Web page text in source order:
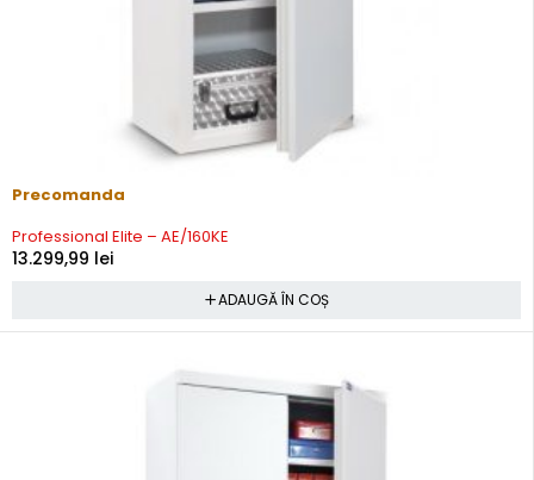
Precomanda
Professional Elite – AE/160KE
13.299,99 lei
ADAUGĂ ÎN COȘ